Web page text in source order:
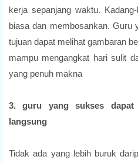
kerja sepanjang waktu.
biasa dan membosankan. Guru
tujuan dapat melihat gambaran
mampu mengangkat hari sulit
yang penuh makna
3. guru yang sukses
langsung
Tidak ada yang lebih buruk